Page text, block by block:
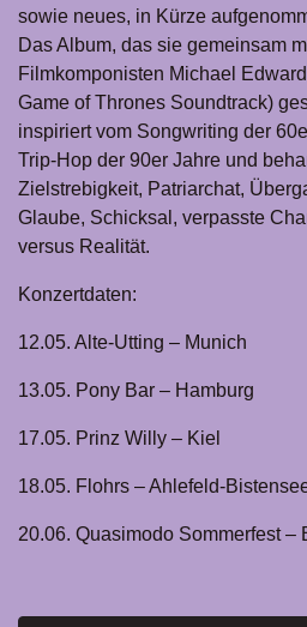
sowie neues, in Kürze
Das Album, das sie gemeinsam
Filmkomponisten Michael
Game of Thrones Soundtrack)
inspiriert vom Songwriting der
Trip-Hop der 90er Jahre und
Zielstrebigkeit, Patriarchat,
Glaube, Schicksal, verpasste
versus Realität.
Konzertdaten:
12.05. Alte-Utting – Munich
13.05. Pony Bar – Hamburg
17.05. Prinz Willy – Kiel
18.05. Flohrs – Ahlefeld-
20.06. Quasimodo Sommerfest –